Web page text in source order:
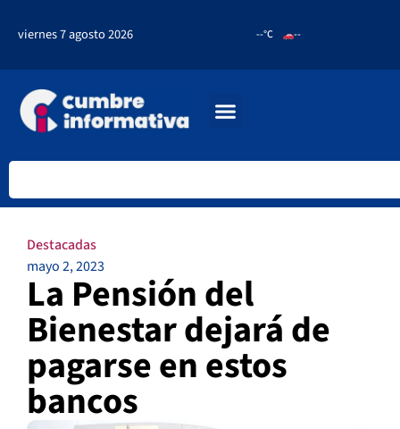
viernes 7 agosto 2026 --°C --
Destacadas
mayo 2, 2023
La Pensión del
Bienestar dejará de
pagarse en estos
bancos